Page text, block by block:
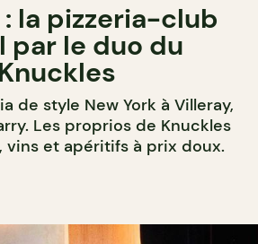
: la pizzeria-club
par le duo du
Knuckles
de style New York à Villeray,
Les proprios de Knuckles
vins et apéritifs à prix doux.